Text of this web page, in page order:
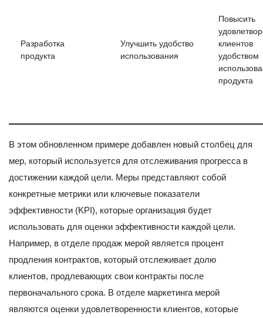
Разработка
продукта
Улучшить удобство
использования
Повысить
клиентов
удобством
продукта
В этом обновленном примере добавлен новый столбец для
мер, который используется для отслеживания прогресса в
достижении каждой цели. Меры представляют собой
конкретные метрики или ключевые показатели
эффективности (KPI), которые организация будет
использовать для оценки эффективности каждой цели.
Например, в отделе продаж мерой является процент
продления контрактов, который отслеживает долю
клиентов, продлевающих свои контракты после
первоначального срока. В отделе маркетинга мерой
являются оценки удовлетворенности клиентов, которые